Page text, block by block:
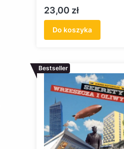
Odbudowy Portów
Cena
23,00 zł
Do koszyka
Bestseller